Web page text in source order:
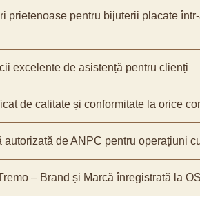
prietenoase pentru bijuterii placate
excelente de asistență pentru clienți
de calitate și conformitate la orice
autorizată de ANPC pentru operațiuni
– Brand și Marcă înregistrată la